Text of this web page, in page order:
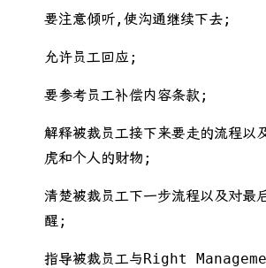
要注意倾听,使沟通继续下去;
允许员工回应;
要参考员工补偿内容条款;
解释被裁员工接下来要走的流程以
虎和个人的财物;
清楚被裁员工下一步流程以及对最
醒;
指导被裁员工与Right